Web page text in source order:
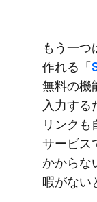
もう​一つ
作れる​「
無料の​機
入力する
リンクも​
サービス
かからな
暇が​ない